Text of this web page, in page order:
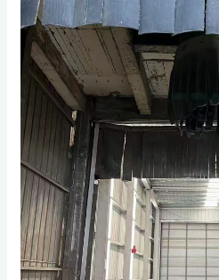
作
15
米
卡
车
车
厢
技
3D
视
觉
系
统：
精
准
识
别
卡